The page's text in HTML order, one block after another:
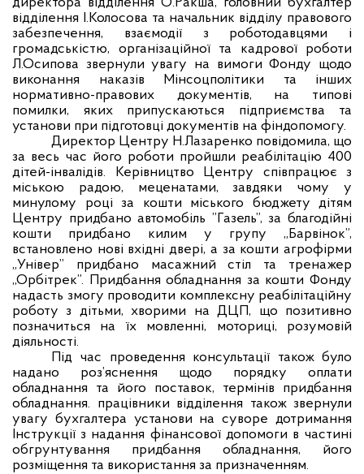
відділення І.Колосова та начальник відділу правового
забезпечення, взаємодії з роботодавцями і
громадськістю, організаційної та кадрової роботи
Л.Осипова звернули увагу на вимоги Фонду щодо
виконання наказів Мінсоцполітики та інших
нормативно-правових документів, на типові
помилки, яких припускаються підприємства та
установи при підготовці документів на фіндопомогу.
Директор Центру Н.Лазаренко повідомила, що
за весь час його роботи пройшли реабілітацію 400
дітей-інвалідів. Керівництво Центру співпрацює з
міською радою, меценатами, завдяки чому у
минулому році за кошти міського бюджету дітям
Центру придбано автомобіль ”Газель”, за благодійні
кошти придбано килим у групу „Барвінок”,
встановлено нові вхідні двері, а за кошти агрофірми
„Універ” придбано масажний стіл та тренажер
„Орбітрек”. Придбання обладнання за кошти Фонду
надасть змогу проводити комплексну реабілітаційну
роботу з дітьми, хворими на ДЦП, що позитивно
позначиться на їх мовленні, моториці, розумовій
діяльності.
Під час проведення консультації також було
надано роз’яснення щодо порядку оплати
обладнання та його поставок, термінів придбання
обладнання. працівники відділення також звернули
увагу бухгалтера установи на суворе дотримання
Інструкції з надання фінансової допомоги в частині
обгрунтування придбання обладнання, його
розміщення та використання за призначенням.